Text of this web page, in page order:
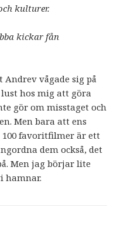
kulturer.
kickar fån
vågade sig på
hos mig att göra
gör om misstaget och
Men bara att ens
100 favoritfilmer är ett
dem också, det
Men jag börjar lite
hamnar.